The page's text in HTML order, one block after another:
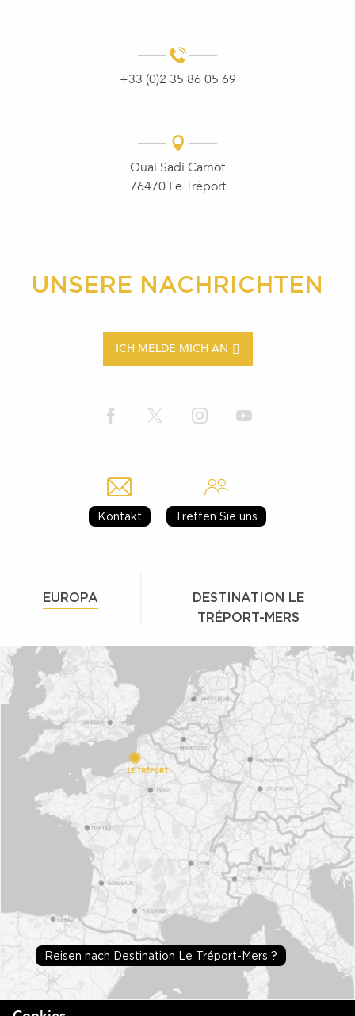
+33 (0)2 35 86 05 69
Quai Sadi Carnot
76470 Le Tréport
UNSERE NACHRICHTEN
ICH MELDE MICH AN
Kontakt Treffen Sie uns
EUROPA
DESTINATION LE
TRÉPORT-MERS
Reisen nach Destination Le Tréport-Mers ?